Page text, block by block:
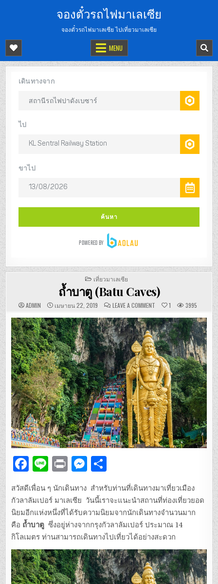
จองตั๋วรถไฟมาเลเซีย
จองตั๋วรถไฟมาเลเซีย ไปเที่ยวมาเลเซีย
MENU
POSTED
IN
เที่ยวมาเลเซีย
ถ้ำบาตู (Batu Caves)
ADMIN เมษายน 22, 2019 LEAVE A COMMENTON
บาตู
(BATU
CAVES)
1 3995
F
a
c
e
b
o
o
k
Li
e
P
n
t
M
se
n
g
er
ar
e
สวัสดีเพื่อน ๆ นักเดินทาง สำหรับท่านที่เดินทางมาเที่ยวเมือง
กัวลาลัมเปอร์ มาเลเซีย วันนี้เราจะแนะนำสถานที่ท่องเที่ยวยอด
นิยมอีกแห่งหนึ่งที่ได้รับความนิยมจากนักเดินทางจำนวนมาก
คือ ถ้ำบาตู ซึ่งอยู่ห่างจากกรุงกัวลาลัมเปอร์ ประมาณ 14
กิโลเมตร ท่านสามารถเดินทางไปเที่ยวได้อย่างสะดวก